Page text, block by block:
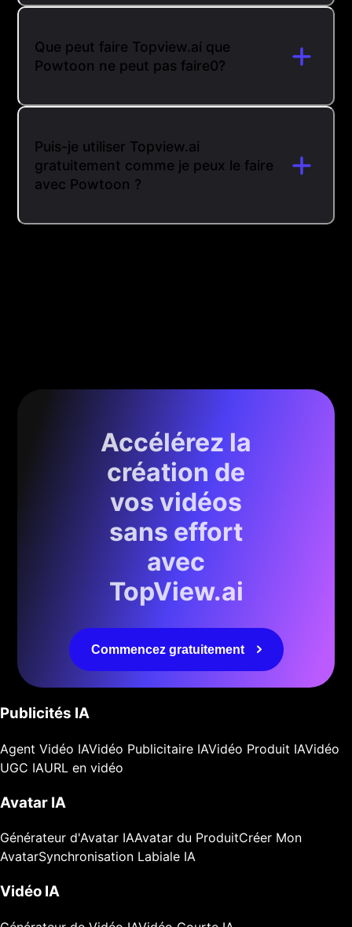
Que peut faire Topview.ai que
Powtoon ne peut pas faire0?
Puis-je utiliser Topview.ai
gratuitement comme je peux le faire
avec Powtoon ?
Accélérez la
création de
vos vidéos
sans effort
avec
TopView.ai
Commencez gratuitement
Publicités IA
Agent Vidéo IAVidéo Publicitaire IAVidéo Produit IAVidéo
UGC IAURL en vidéo
Avatar IA
Générateur d'Avatar IAAvatar du ProduitCréer Mon
AvatarSynchronisation Labiale IA
Vidéo IA